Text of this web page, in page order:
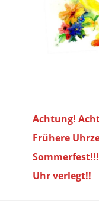
Achtung!
Frühere
Uhr verlegt!!